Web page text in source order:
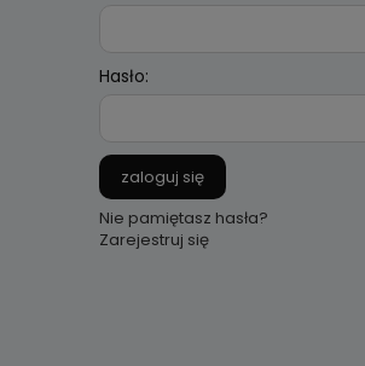
Hasło:
zaloguj się
Nie pamiętasz hasła?
Zarejestruj się